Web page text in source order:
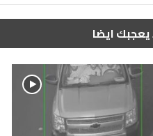
ايضا